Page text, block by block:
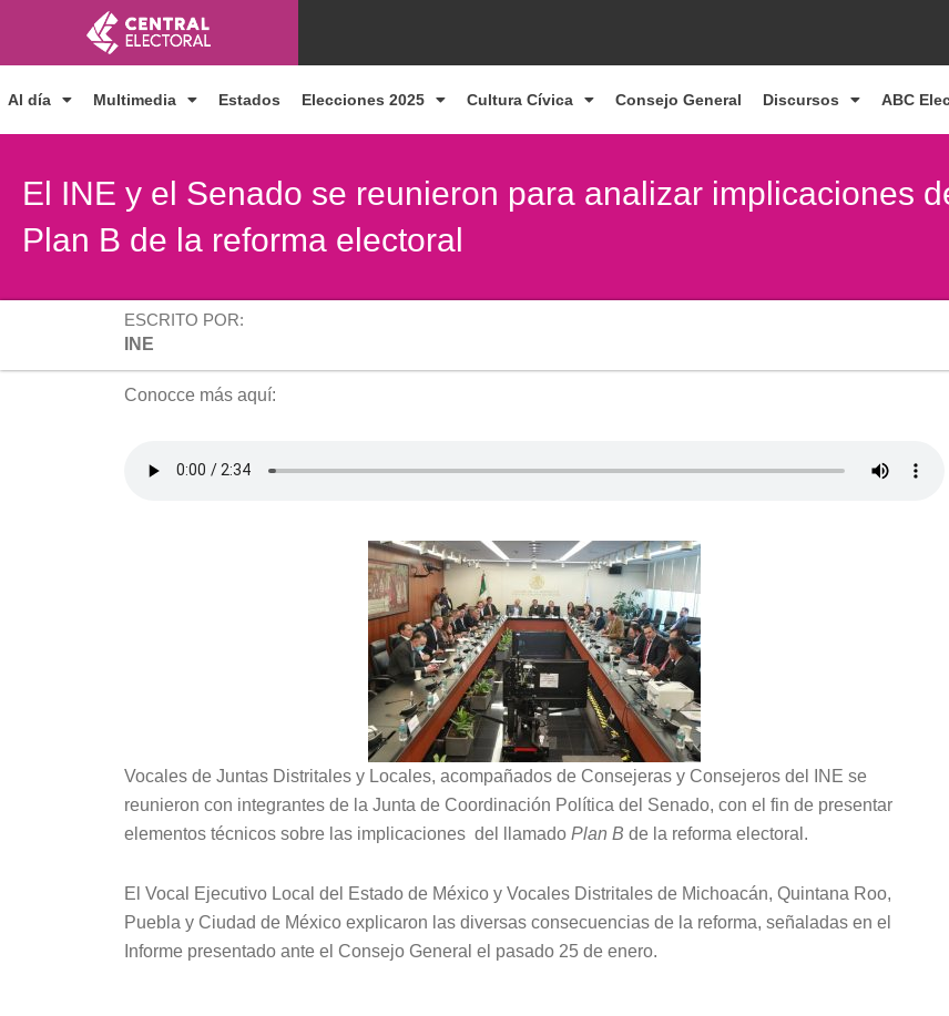
contenido
Al día Multimedia Estados Elecciones 2025 Cultura Cívica Consejo General Discursos ABC
El INE y el Senado se reunieron para analizar implicaciones
Plan B de la reforma electoral
ESCRITO POR:
INE
Conocce más aquí:
Vocales de Juntas Distritales y Locales, acompañados de Consejeras y Consejeros del INE se
reunieron con integrantes de la Junta de Coordinación Política del Senado, con el fin de presentar
elementos técnicos sobre las implicaciones del llamado Plan B de la reforma electoral.
El Vocal Ejecutivo Local del Estado de México y Vocales Distritales de Michoacán, Quintana Roo,
Puebla y Ciudad de México explicaron las diversas consecuencias de la reforma, señaladas en el
Informe presentado ante el Consejo General el pasado 25 de enero.